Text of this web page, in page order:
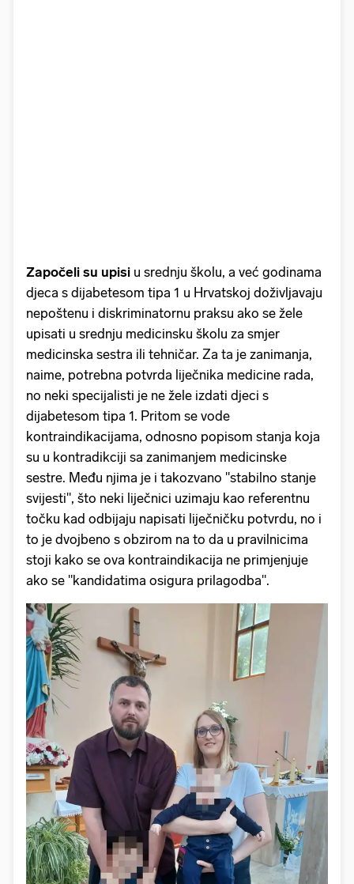
Započeli su upisi u srednju školu, a već godinama
djeca s dijabetesom tipa 1 u Hrvatskoj doživljavaju
nepoštenu i diskriminatornu praksu ako se žele
upisati u srednju medicinsku školu za smjer
medicinska sestra ili tehničar. Za ta je zanimanja,
naime, potrebna potvrda liječnika medicine rada,
no neki specijalisti je ne žele izdati djeci s
dijabetesom tipa 1. Pritom se vode
kontraindikacijama, odnosno popisom stanja koja
su u kontradikciji sa zanimanjem medicinske
sestre. Među njima je i takozvano "stabilno stanje
svijesti", što neki liječnici uzimaju kao referentnu
točku kad odbijaju napisati liječničku potvrdu, no i
to je dvojbeno s obzirom na to da u pravilnicima
stoji kako se ova kontraindikacija ne primjenjuje
ako se "kandidatima osigura prilagodba".